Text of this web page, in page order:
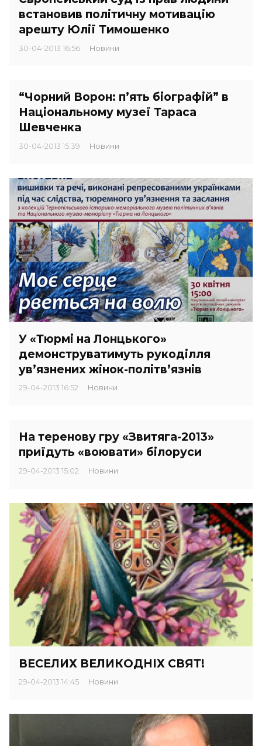
встановив політичну мотивацію
арешту Юлії Тимошенко
30-04-2013 16:56 Новини
“Чорний Ворон: п’ять біографій” в
Національному музеї Тараса
Шевченка
30-04-2013 15:39 Новини
У «Тюрмі на Лонцького»
демонструватимуть рукоділля
ув’язнених жінок-політв’язнів
29-04-2013 16:52 Новини
На теренову гру «Звитяга-2013»
приїдуть «воювати» білоруси
29-04-2013 15:02 Новини
ВЕСЕЛИХ ВЕЛИКОДНІХ СВЯТ!
29-04-2013 14:45 Новини